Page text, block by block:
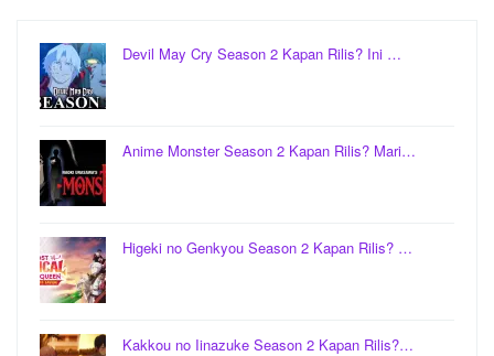
Devil May Cry Season 2 Kapan Rilis? Ini …
Anime Monster Season 2 Kapan Rilis? Mari…
Higeki no Genkyou Season 2 Kapan Rilis? …
Kakkou no Iinazuke Season 2 Kapan Rilis?…